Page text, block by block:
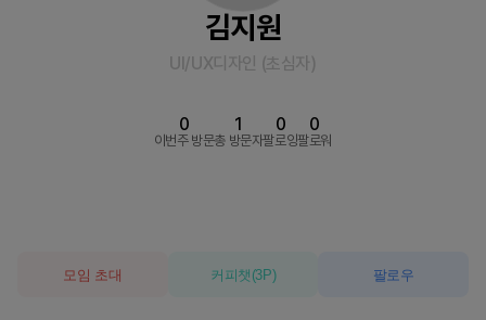
김지원
UI/UX디자인 (초심자 )
이번주 방문
0
총 방문자
1
팔로잉
0
팔로워
0
모임 초대 커피챗 (3P) 팔로우